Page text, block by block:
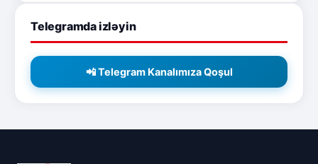
Telegramda izləyin
📲 Telegram Kanalımıza Qoşul